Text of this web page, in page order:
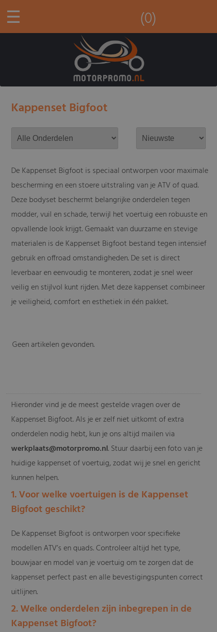
☰ (0)
Kappenset Bigfoot
De Kappenset Bigfoot is speciaal ontworpen voor maximale
bescherming en een stoere uitstraling van je ATV of quad.
Deze bodyset beschermt belangrijke onderdelen tegen
modder, vuil en schade, terwijl het voertuig een robuuste en
opvallende look krijgt. Gemaakt van duurzame en stevige
materialen is de Kappenset Bigfoot bestand tegen intensief
gebruik en offroad omstandigheden. De set is direct
leverbaar en eenvoudig te monteren, zodat je snel weer
veilig en stijlvol kunt rijden. Met deze kappenset combineer
je veiligheid, comfort en esthetiek in één pakket.
Geen artikelen gevonden.
Hieronder vind je de meest gestelde vragen over de
Kappenset Bigfoot. Als je er zelf niet uitkomt of extra
onderdelen nodig hebt, kun je ons altijd mailen via
werkplaats@motorpromo.nl. Stuur daarbij een foto van je
huidige kappenset of voertuig, zodat wij je snel en gericht
kunnen helpen.
1. Voor welke voertuigen is de Kappenset
Bigfoot geschikt?
De Kappenset Bigfoot is ontworpen voor specifieke
modellen ATV’s en quads. Controleer altijd het type,
bouwjaar en model van je voertuig om te zorgen dat de
kappenset perfect past en alle bevestigingspunten correct
uitlijnen.
2. Welke onderdelen zijn inbegrepen in de
Kappenset Bigfoot?